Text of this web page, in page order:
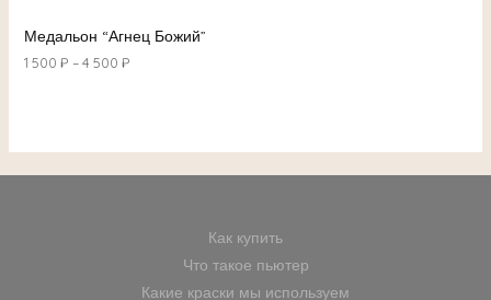
Медальон “Агнец Божий”
1 500 ₽ –4 500 ₽
Как купить
Что такое пьютер
Какие краски мы используем